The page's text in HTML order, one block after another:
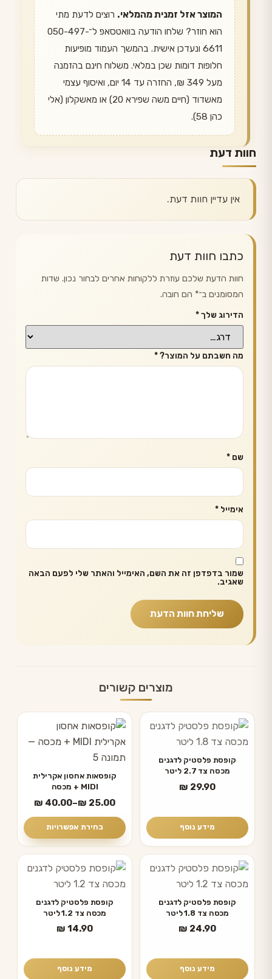
המוצר אזל זמנית מהמלאי. רוצים לדעת מתי
הוא חוזר? שלחו הודעה בוואטסאפ ל־050-497-
6611 ונעדכן אישית. בהמשך העמוד מופיעות
חלופות דומות שכן במלאי. משלוח חינם בהזמנה
מעל 349 ₪, החזרה עד 14 יום, ואיסוף עצמי
מאשדוד (חיים משה שפירא 20) או מאשקלון (אלי
כהן 58).
חוות דעת
אין עדיין חוות דעת.
כתבו חוות דעת
חוות הדעת שלכם עוזרת ללקוחות אחרים לבחור נכון. שדות
המסומנים ב־* הם חובה.
הדירוג שלך*
מה חשבתם על המוצר?*
שם *
אימייל *
שמור בדפדפן זה את השם, האימייל והאתר שלי לפעם הבאה
שאגיב.
מוצרים קשורים
קופסת פלסטיק לדגנים
מכסה צד 2.7 ליטר
₪ 29.90
מידע נוסף
קופסאות אחסון אקרילית
MIDI + מכסה
₪ 25.00
–
₪ 40.00
טווח
מחירים:
עד
⁦₪ 40.00⁩
בחירת אפשרויות
למוצר
זה
יש
מספר
ניתן
לבחור
את
האפשרויות
בעמוד
המוצר
קופסת פלסטיק לדגנים
מכסה צד 1.8 ליטר
₪ 24.90
מידע נוסף
קופסת פלסטיק לדגנים
מכסה צד 1.2 ליטר
₪ 14.90
מידע נוסף